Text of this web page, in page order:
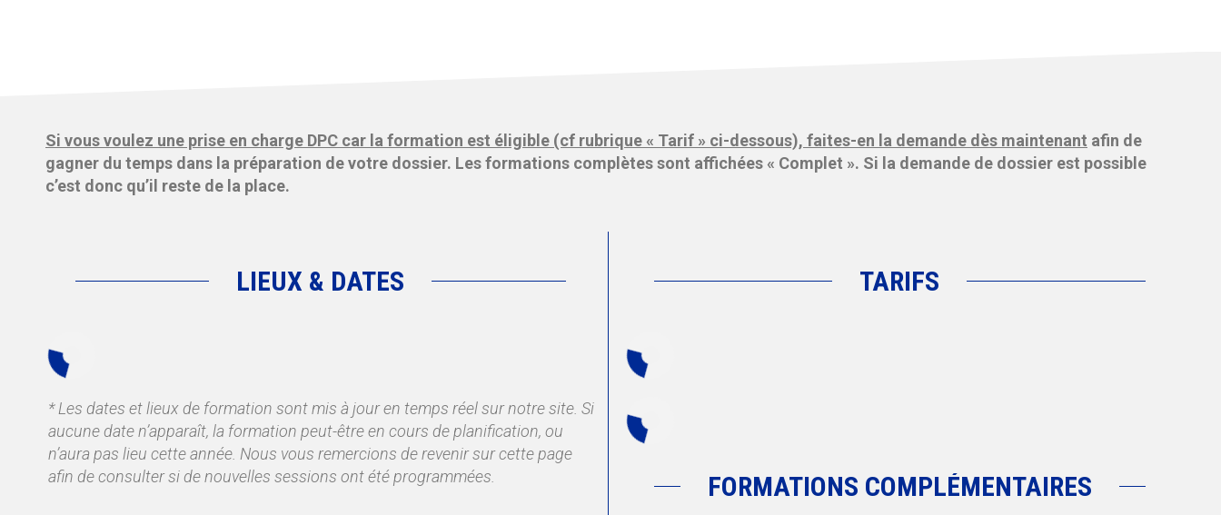
Si vous voulez une prise en charge DPC car la formation est éligible (cf rubrique « Tarif » ci-dessous), faites-en la demande dès maintenant afin de
gagner du temps dans la préparation de votre dossier. Les formations complètes sont affichées « Complet ». Si la demande de dossier est possible
c’est donc qu’il reste de la place.
LIEUX & DATES
* Les dates et lieux de formation sont mis à jour en temps réel sur notre site. Si
aucune date n’apparaît, la formation peut-être en cours de planification, ou
n’aura pas lieu cette année. Nous vous remercions de revenir sur cette page
afin de consulter si de nouvelles sessions ont été programmées.
TARIFS
FORMATIONS COMPLÉMENTAIRES